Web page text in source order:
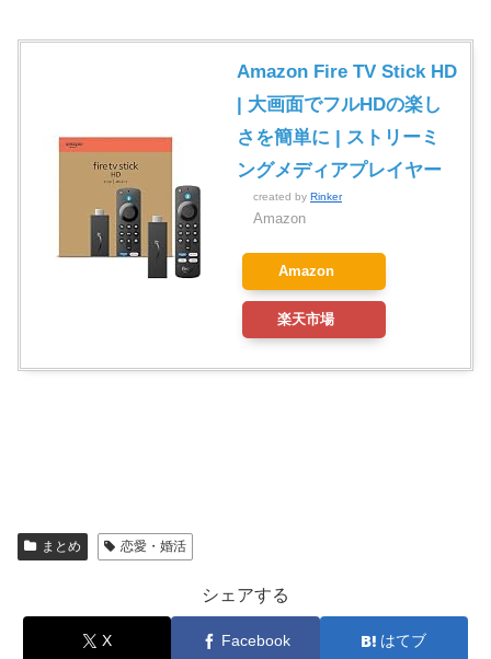
Amazon Fire TV Stick HD
| 大画面でフルHDの楽し
さを簡単に | ストリーミ
ングメディアプレイヤー
created by Rinker
Amazon
Amazon
楽天市場
まとめ 恋愛・婚活
シェアする
X Facebook はてブ